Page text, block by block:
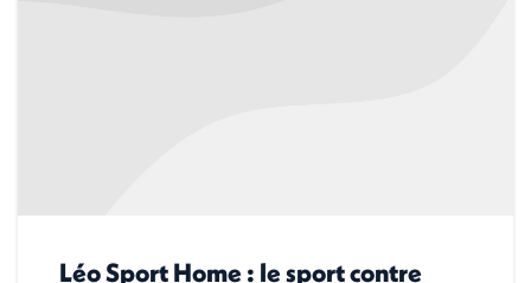
Léo Sport Home : le sport contre